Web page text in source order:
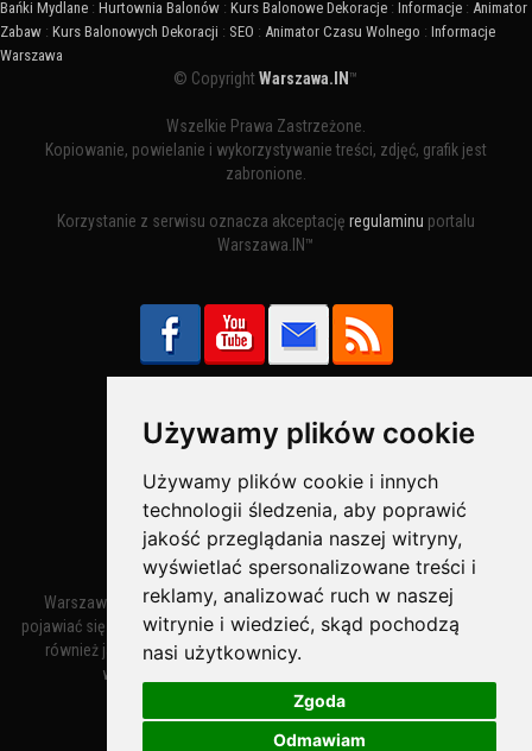
Używamy plików cookie
Używamy plików cookie i innych
technologii śledzenia, aby poprawić
jakość przeglądania naszej witryny,
wyświetlać spersonalizowane treści i
reklamy, analizować ruch w naszej
witrynie i wiedzieć, skąd pochodzą
nasi użytkownicy.
Zgoda
Odmawiam
Bańki Mydlane : Hurtownia Balonów : Kurs Balonowe Dekoracje : Informacje : Animator
Zabaw : Kurs Balonowych Dekoracji : SEO : Animator Czasu Wolnego : Informacje
Warszawa
© CopyrightWarszawa.IN ™
Wszelkie Prawa Zastrzeżone.
Kopiowanie, powielanie i wykorzystywanie treści, zdjęć, grafik jest
zabronione.
Korzystanie z serwisu oznacza akceptację regulaminu portalu
Warszawa.IN™
Bezpieczne Płatności obsługuje:
Warszawa – miasto stołeczne Warszawa. Nazwa miasta zaczęła
pojawiać się w dokumentach w XIV wieku jako Warszewa, a od XV wieku
również jako Warszowa. Zmiana nazwy na Warszawa w XV wieku
wynikała z mazowieckiej wymowy dialektycznej.